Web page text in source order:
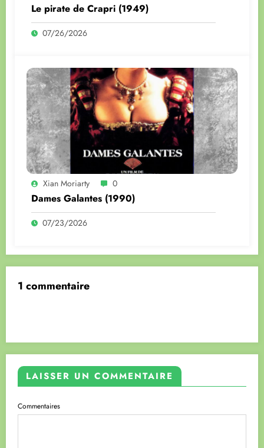
Le pirate de Crapri (1949)
07/26/2026
Xian Moriarty 0
Dames Galantes (1990)
07/23/2026
1 commentaire
LAISSER UN COMMENTAIRE
Commentaires